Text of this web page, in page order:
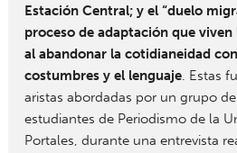
Estación Central; y el “duelo
proceso de adaptación que
al abandonar la cotidianeidad
costumbres y el lenguaje. Estas
aristas abordadas por un grupo
estudiantes de Periodismo de la
Portales, durante una entrevista